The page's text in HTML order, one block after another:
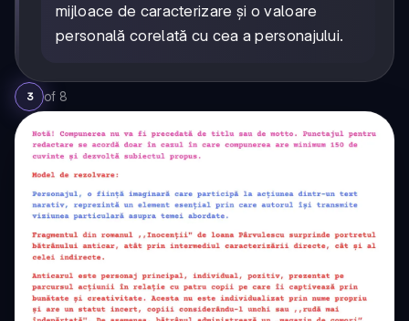
mijloace de caracterizare și o valoare
personală corelată cu cea a personajului.
3 of 8